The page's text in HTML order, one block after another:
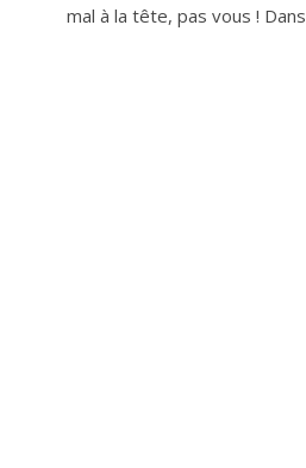
mal à la tête, pas vous !